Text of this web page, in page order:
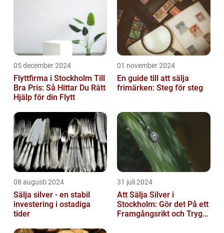
05 december 2024
Flyttfirma i Stockholm Till
Bra Pris: Så Hittar Du Rätt
Hjälp för din Flytt
01 november 2024
En guide till att sälja
frimärken: Steg för steg
08 augusti 2024
Sälja silver - en stabil
investering i ostadiga
tider
31 juli 2024
Att Sälja Silver i
Stockholm: Gör det På ett
Framgångsrikt och Tryggt